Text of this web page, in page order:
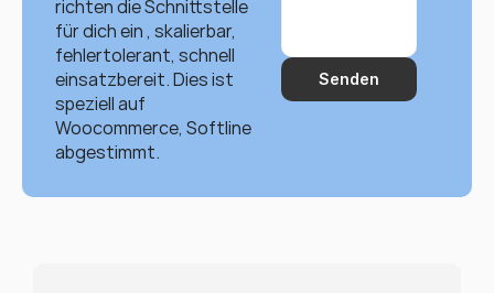
richten die Schnittstelle
für dich ein , skalierbar,
fehlertolerant, schnell
einsatzbereit. Dies ist
speziell auf
Woocommerce, Softline
abgestimmt.
Senden